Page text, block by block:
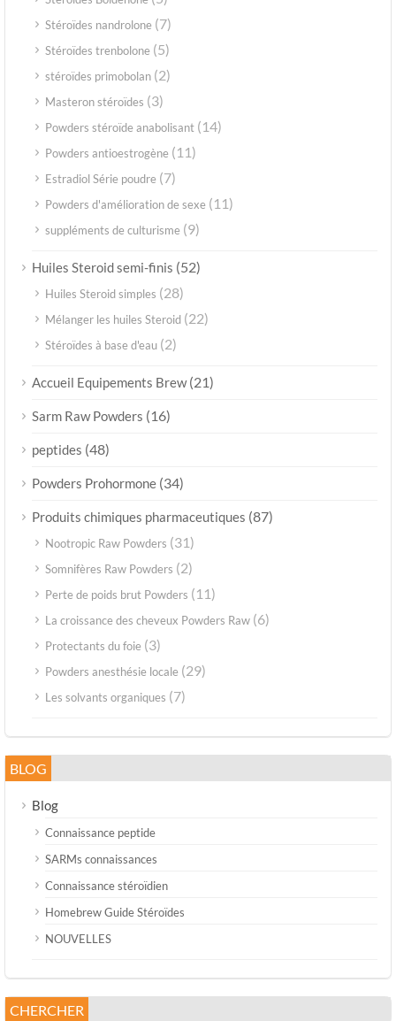
Stéroïdes nandrolone (7)
Stéroïdes trenbolone (5)
stéroïdes primobolan (2)
Masteron stéroïdes (3)
Powders stéroïde anabolisant (14)
Powders antioestrogène (11)
Estradiol Série poudre (7)
Powders d'amélioration de sexe (11)
suppléments de culturisme (9)
Huiles Steroid semi-finis (52)
Huiles Steroid simples (28)
Mélanger les huiles Steroid (22)
Stéroïdes à base d'eau (2)
Accueil Equipements Brew(21)
Sarm Raw Powders (16)
peptides (48)
Powders Prohormone (34)
Produits chimiques pharmaceutiques (87)
Nootropic Raw Powders (31)
Somnifères Raw Powders (2)
Perte de poids brut Powders (11)
La croissance des cheveux Powders Raw (6)
Protectants du foie (3)
Powders anesthésie locale (29)
Les solvants organiques (7)
BLOG
Blog
Connaissance peptide
SARMs connaissances
Connaissance stéroïdien
Homebrew Guide Stéroïdes
NOUVELLES
CHERCHER